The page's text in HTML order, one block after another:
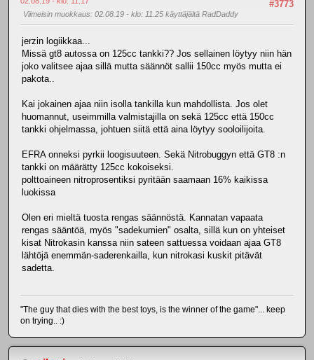
#3773
Viimeisin muokkaus: 02.08.19 - klo: 11.25 käyttäjältä RadDaddy
jerzin logiikkaa...
Missä gt8 autossa on 125cc tankki?? Jos sellainen löytyy niin hän
joko valitsee ajaa sillä mutta säännöt sallii 150cc myös mutta ei
pakota..
Kai jokainen ajaa niin isolla tankilla kun mahdollista. Jos olet
huomannut, useimmilla valmistajilla on sekä 125cc että 150cc
tankki ohjelmassa, johtuen siitä että aina löytyy sooloilijoita.
EFRA onneksi pyrkii loogisuuteen. Sekä Nitrobuggyn että GT8 :n
tankki on määrätty 125cc kokoiseksi.
polttoaineen nitroprosentiksi pyritään saamaan 16% kaikissa
luokissa
Olen eri mieltä tuosta rengas säännöstä. Kannatan vapaata
rengas sääntöä, myös "sadekumien" osalta, sillä kun on yhteiset
kisat Nitrokasin kanssa niin sateen sattuessa voidaan ajaa GT8
lähtöjä enemmän-saderenkailla, kun nitrokasi kuskit pitävät
sadetta.
"The guy that dies with the best toys, is the winner of the game"... keep
on trying.. :)